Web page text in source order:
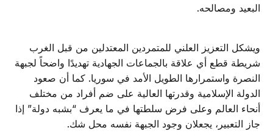
البعيد ومصالحه.
ويشكل التعزيز العلني للمتمردين المعتدلين من قبل الغرب
شريطة قطع أي علاقة بالجماعات الجهادية تهديدًا واضحاً لجبهة
النصرة واستمرارها الطويل الأمد في سوريا. كما أن صعود
الدولة الإسلامية وقدرتها العالية على ضم أفراد من مختلف
أنحاء العالم وعلى فرض سلطتها في ما يعرف “بشبه دولة” إذا
جاز التعبير، يجعلان وجود الجبهة نفسه محل شك.